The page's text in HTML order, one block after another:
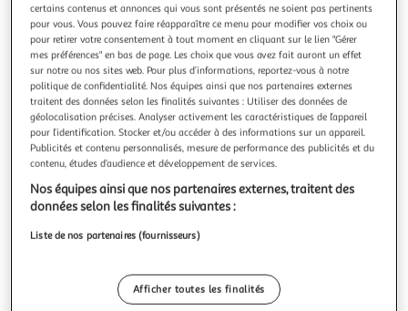
DOUCEUR D'INTÉRIEUR
Rideau de douche uni yaline 180x200cm blanc
Informations Techniques : Dimensions : L. 180 x H. 200 cm
Matière : 100% Polyester Spécificités : Pratique & Utile
Rideau de douche uni Avec 12 anneaux Entretien : Lavage à
30° Pas de séchage en machine Pas de repassage Poids :
0,41 kg Couleur : Blanc
En savoir +
Vendu parParis Prix
Livr. ou retrait dès 3/4 jours
A partir de 7,99€
Plus d'options
Plus d'options
certains contenus et annonces qui vous sont présentés ne soient pas pertinents
pour vous. Vous pouvez faire réapparaître ce menu pour modifier vos choix ou
pour retirer votre consentement à tout moment en cliquant sur le lien "Gérer
mes préférences" en bas de page. Les choix que vous avez fait auront un effet
sur notre ou nos sites web. Pour plus d’informations, reportez-vous à notre
politique de confidentialité. Nos équipes ainsi que nos partenaires externes
traitent des données selon les finalités suivantes : Utiliser des données de
géolocalisation précises. Analyser activement les caractéristiques de l’appareil
pour l’identification. Stocker et/ou accéder à des informations sur un appareil.
Publicités et contenu personnalisés, mesure de performance des publicités et du
contenu, études d’audience et développement de services.
Nos équipes ainsi que nos partenaires externes, traitent des
données selon les finalités suivantes :
Liste de nos partenaires (fournisseurs)
Afficher toutes les finalités